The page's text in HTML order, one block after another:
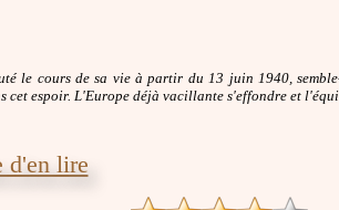
le cours de sa vie à partir du 13 juin 1940,
cet espoir. L'Europe déjà vacillante s'effondre et
d'en lire